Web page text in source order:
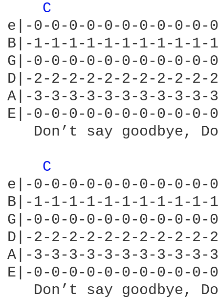
C
e|-0-0-0-0-0-0-0-0-0-
B|-1-1-1-1-1-1-1-1-1-
G|-0-0-0-0-0-0-0-0-0-
D|-2-2-2-2-2-2-2-2-2-
A|-3-3-3-3-3-3-3-3-3-
E|-0-0-0-0-0-0-0-0-0-
Don’t say goodbye,
C
e|-0-0-0-0-0-0-0-0-0-
B|-1-1-1-1-1-1-1-1-1-
G|-0-0-0-0-0-0-0-0-0-
D|-2-2-2-2-2-2-2-2-2-
A|-3-3-3-3-3-3-3-3-3-
E|-0-0-0-0-0-0-0-0-0-
Don’t say goodbye,